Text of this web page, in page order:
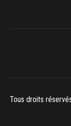
Tous droits